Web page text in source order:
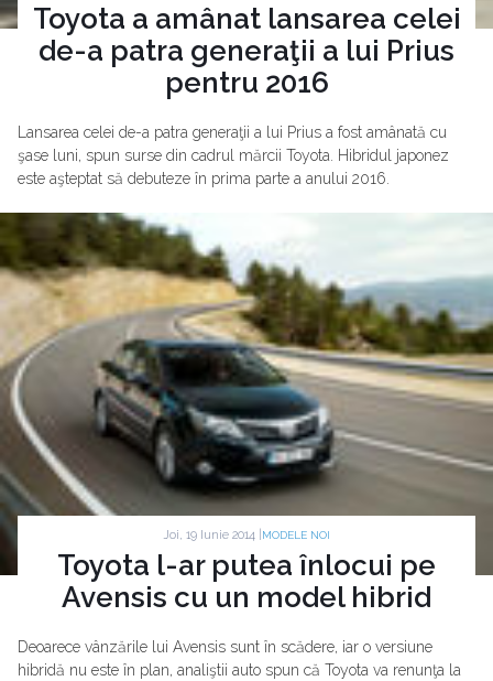
Toyota a amânat lansarea celei
de-a patra generaţii a lui Prius
pentru 2016
Lansarea celei de-a patra generaţii a lui Prius a fost amânată cu
şase luni, spun surse din cadrul mărcii Toyota. Hibridul japonez
este aşteptat să debuteze în prima parte a anului 2016.
Joi, 19 Iunie 2014 | MODELE NOI
Toyota l-ar putea înlocui pe
Avensis cu un model hibrid
Deoarece vânzările lui Avensis sunt în scădere, iar o versiune
hibridă nu este în plan, analiştii auto spun că Toyota va renunţa la